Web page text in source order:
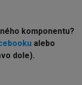
komponentu?
alebo
dole).